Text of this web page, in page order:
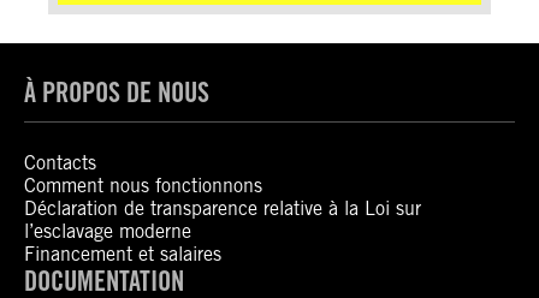
À PROPOS DE NOUS
Contacts
Comment nous fonctionnons
Déclaration de transparence relative à la Loi sur
l’esclavage moderne
Financement et salaires
DOCUMENTATION